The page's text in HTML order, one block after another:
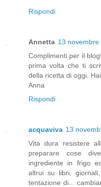
Rispondi
Annetta 13
Complimenti per il
prima volta che ti
della ricetta di oggi.
Anna
Rispondi
acquaviva 13
Vita dura resistere
preparare cose
ingrediente in frigo
altrui su libri,
tentazione di...